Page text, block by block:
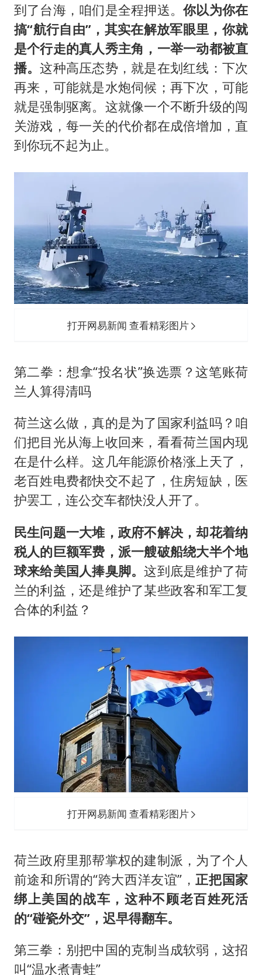
到了台海，咱们是全程押送。你以为你在
搞“航行自由”，其实在解放军眼里，你就
是个行走的真人秀主角，一举一动都被直
播。这种高压态势，就是在划红线：下次
再来，可能就是水炮伺候；再下次，可能
就是强制驱离。这就像一个不断升级的闯
关游戏，每一关的代价都在成倍增加，直
到你玩不起为止。
打开网易新闻 查看精彩图片
第二拳：想拿“投名状”换选票？这笔账荷
兰人算得清吗
荷兰这么做，真的是为了国家利益吗？咱
们把目光从海上收回来，看看荷兰国内现
在是什么样。这几年能源价格涨上天了，
老百姓电费都快交不起了，住房短缺，医
护罢工，连公交车都快没人开了。
民生问题一大堆，政府不解决，却花着纳
税人的巨额军费，派一艘破船绕大半个地
球来给美国人捧臭脚。这到底是维护了荷
兰的利益，还是维护了某些政客和军工复
合体的利益？
打开网易新闻 查看精彩图片
荷兰政府里那帮掌权的建制派，为了个人
前途和所谓的“跨大西洋友谊”， 正把国家
绑上美国的战车，这种不顾老百姓死活
的“碰瓷外交”，迟早得翻车。
第三拳：别把中国的克制当成软弱，这招
叫“温水煮青蛙”